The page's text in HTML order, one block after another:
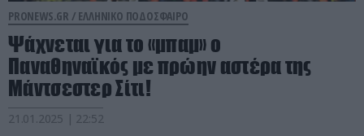
PRONEWS.GR / ΕΛΛΗΝΙΚΟ ΠΟΔΟΣΦΑΙΡΟ
Ψάχνεται για το «μπαμ» ο
Παναθηναϊκός με πρώην αστέρα της
Μάντσεστερ Σίτι!
21.01.2025 | 22:52